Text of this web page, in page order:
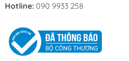
Hotline: 090 9933 258